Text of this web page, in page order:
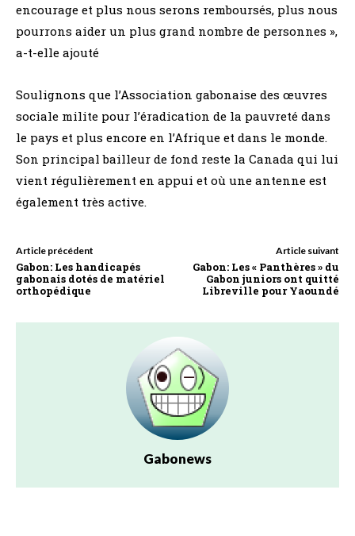
encourage et plus nous serons remboursés, plus nous
pourrons aider un plus grand nombre de personnes »,
a-t-elle ajouté
Soulignons que l’Association gabonaise des œuvres
sociale milite pour l’éradication de la pauvreté dans
le pays et plus encore en l’Afrique et dans le monde.
Son principal bailleur de fond reste la Canada qui lui
vient régulièrement en appui et où une antenne est
également très active.
Article précédent
Gabon: Les handicapés
gabonais dotés de matériel
orthopédique
Article suivant
Gabon: Les « Panthères » du
Gabon juniors ont quitté
Libreville pour Yaoundé
Gabonews